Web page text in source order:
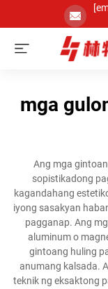
mga
Ang mga
sopistikadong
kagandahang
iyong sasakyan
pagganap. Ang
aluminum o
gintoang huling
anumang kalsada.
teknik ng eksaktong